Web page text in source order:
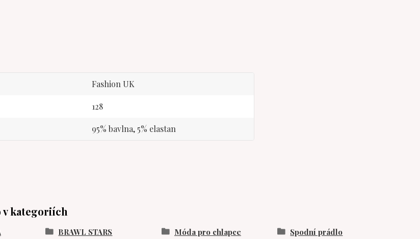
Fashion UK
128
95% bavlna, 5% elastan
v kategoriích
BRAWL STARS Móda pro chlapce Spodní prádlo